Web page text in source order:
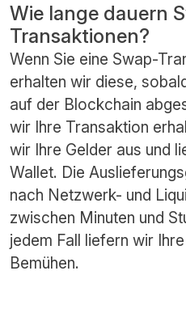
Wie lange dauern
Transaktionen?
Wenn Sie eine Swap-
erhalten wir diese,
auf der Blockchain
wir Ihre Transaktion
wir Ihre Gelder aus und
Wallet. Die
nach Netzwerk- und
zwischen Minuten und
jedem Fall liefern wir
Bemühen.